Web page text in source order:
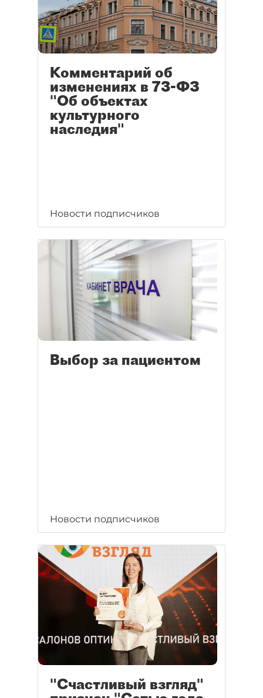
Комментарий об
изменениях в 73-ФЗ
"Об объектах
культурного
наследия"
Новости подписчиков
Выбор за пациентом
Новости подписчиков
"Счастливый взгляд"